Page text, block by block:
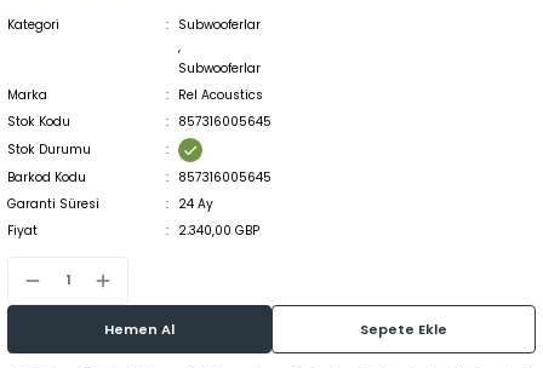
Kategori
Subwooferlar
,
Subwooferlar
Marka
Rel Acoustics
Stok Kodu
857316005645
Stok Durumu
Barkod Kodu
857316005645
Garanti Süresi
24 Ay
Fiyat
2.340,00 GBP
Hemen Al Sepete Ekle